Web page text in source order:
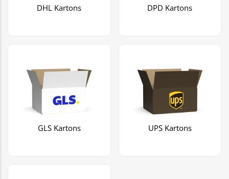
DHL Kartons DPD Kartons
GLS Kartons UPS Kartons